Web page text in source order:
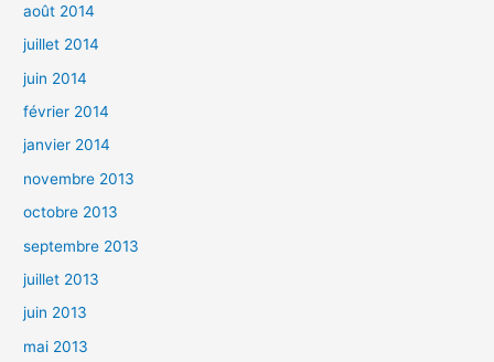
août 2014
juillet 2014
juin 2014
février 2014
janvier 2014
novembre 2013
octobre 2013
septembre 2013
juillet 2013
juin 2013
mai 2013